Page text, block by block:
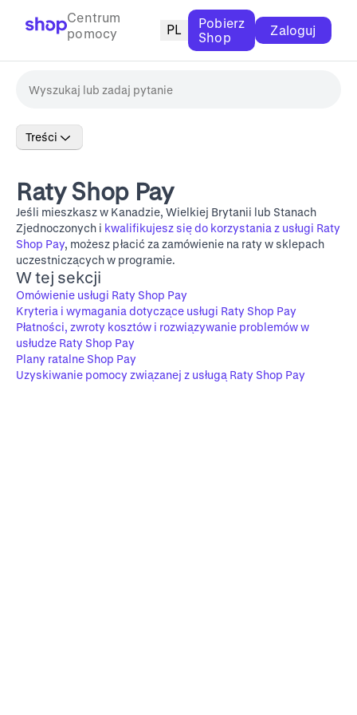
Centrum
pomocy
PL
Pobierz
Shop
Zaloguj
Treści
Raty Shop Pay
Jeśli mieszkasz w Kanadzie, Wielkiej Brytanii lub Stanach
Zjednoczonych i kwalifikujesz się do korzystania z usługi Raty
Shop Pay, możesz płacić za zamówienie na raty w sklepach
uczestniczących w programie.
W tej sekcji
Omówienie usługi Raty Shop Pay
Kryteria i wymagania dotyczące usługi Raty Shop Pay
Płatności, zwroty kosztów i rozwiązywanie problemów w
usłudze Raty Shop Pay
Plany ratalne Shop Pay
Uzyskiwanie pomocy związanej z usługą Raty Shop Pay